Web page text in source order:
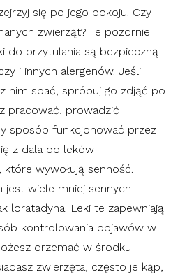
się po jego pokoju. Czy
zwierząt? Te pozornie
do przytulania są bezpieczną
i innych alergenów. Jeśli
nim spać, spróbuj go zdjąć po
pracować, prowadzić
sposób funkcjonować przez
z dala od leków
które wywołują senność.
jest wiele mniej sennych
loratadyna. Leki te zapewniają
kontrolowania objawów w
drzemać w środku
zwierzęta, często je kąp,